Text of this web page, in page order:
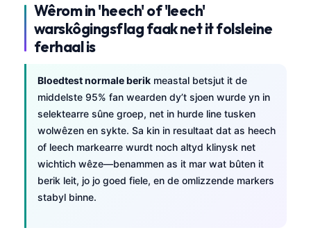
Wêrom in 'heech' of 'leech'
warskôgingsflag faak net it folsleine
ferhaal is
Bloedtest normale berik meastal betsjut it de
middelste 95% fan wearden dy’t sjoen wurde yn in
selektearre sûne groep, net in hurde line tusken
wolwêzen en sykte. Sa kin in resultaat dat as heech
of leech markearre wurdt noch altyd klinysk net
wichtich wêze—benammen as it mar wat bûten it
berik leit, jo jo goed fiele, en de omlizzende markers
stabyl binne.